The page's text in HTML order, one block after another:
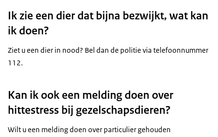
Ik zie een dier dat bijna bezwijkt, wat kan
ik doen?
Ziet u een dier in nood? Bel dan de politie via telefoonnummer
112.
Kan ik ook een melding doen over
hittestress bij gezelschapsdieren?
Wilt u een melding doen over particulier gehouden